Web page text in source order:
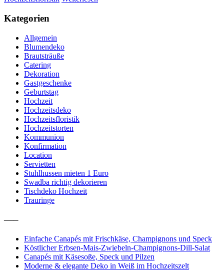
Kategorien
Allgemein
Blumendeko
Brautsträuße
Catering
Dekoration
Gastgeschenke
Geburtstag
Hochzeit
Hochzeitsdeko
Hochzeitsfloristik
Hochzeitstorten
Kommunion
Konfirmation
Location
Servietten
Stuhlhussen mieten 1 Euro
Swadba richtig dekorieren
Tischdeko Hochzeit
Trauringe
—–
Einfache Canapés mit Frischkäse, Champignons und Speck
Köstlicher Erbsen-Mais-Zwiebeln-Champignons-Dill-Salat
Canapés mit Käsesoße, Speck und Pilzen
Moderne & elegante Deko in Weiß im Hochzeitszelt